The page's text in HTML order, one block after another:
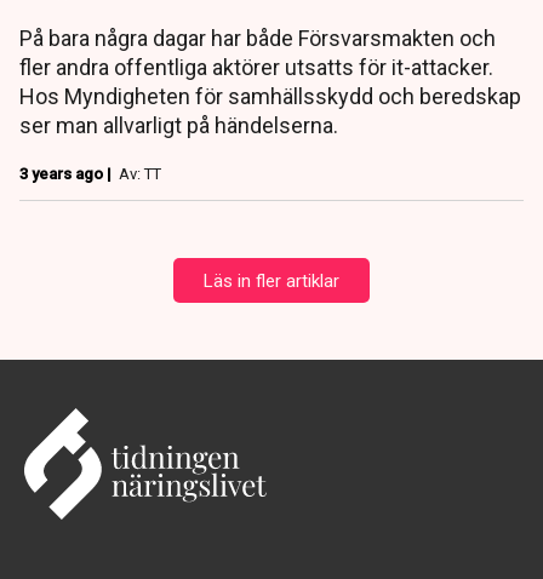
På bara några dagar har både Försvarsmakten och
fler andra offentliga aktörer utsatts för it-attacker.
Hos Myndigheten för samhällsskydd och beredskap
ser man allvarligt på händelserna.
3 years ago | Av: TT
Läs in fler artiklar